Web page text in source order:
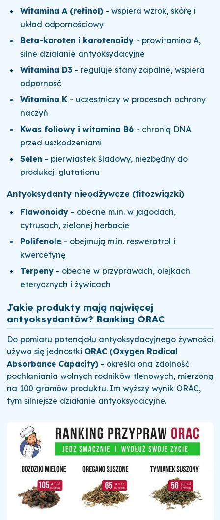
Witamina A (retinol) - wspiera wzrok, skórę i
układ odpornościowy
Beta-karoten i karotenoidy - prowitamina A,
silne działanie antyoksydacyjne
Witamina D3 - reguluje stany zapalne, wspiera
odporność
Witamina K - uczestniczy w procesach ochrony
naczyń
Kwas foliowy i witamina B6 - chronią DNA
przed uszkodzeniami
Selen - pierwiastek śladowy, niezbędny do
produkcji glutationu
Antyoksydanty nieodżywcze (fitozwiązki)
Flawonoidy - obecne m.in. w jagodach,
cytrusach, zielonej herbacie
Polifenole - obejmują m.in. resweratrol i
kwercetynę
Terpeny - obecne w przyprawach, olejkach
eterycznych i żywicach
Jakie produkty mają najwięcej
antyoksydantów? Ranking ORAC
Do pomiaru potencjału antyoksydacyjnego żywności
używa się jednostki ORAC (Oxygen Radical
Absorbance Capacity)- określa ona zdolność
pochłaniania wolnych rodników tlenowych, mierzoną
na 100 gramów produktu. Im wyższy wynik ORAC,
tym silniejsze działanie antyoksydacyjne.